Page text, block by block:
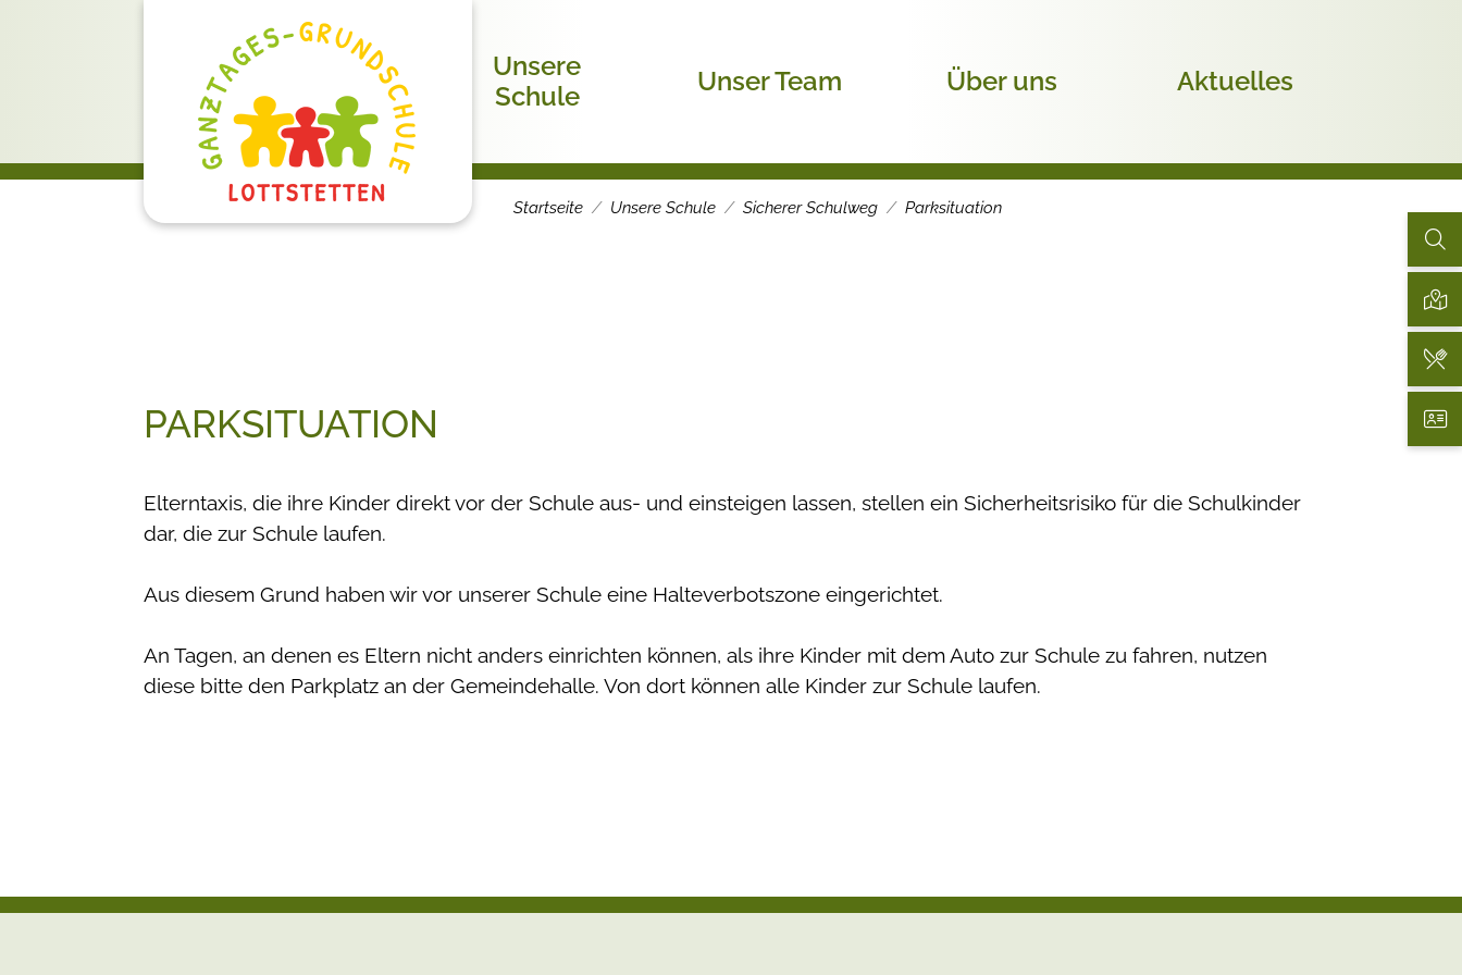
Unsere
Schule
Unser Team Über uns Aktuelles
Startseite Unsere Schule Sicherer Schulweg Parksituation
PARKSITUATION
Elterntaxis, die ihre Kinder direkt vor der Schule aus- und einsteigen lassen, stellen ein Sicherheitsrisiko für die Schulkinder
dar, die zur Schule laufen.
Aus diesem Grund haben wir vor unserer Schule eine Halteverbotszone eingerichtet.
An Tagen, an denen es Eltern nicht anders einrichten können, als ihre Kinder mit dem Auto zur Schule zu fahren, nutzen
diese bitte den Parkplatz an der Gemeindehalle. Von dort können alle Kinder zur Schule laufen.